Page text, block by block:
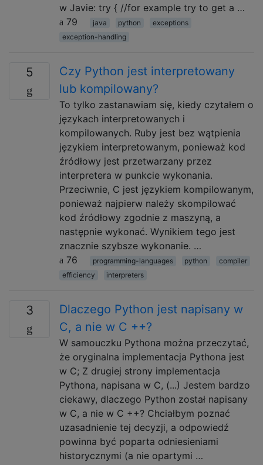
w Javie: try { //for example try to get a …
79
java python
exceptions
exception-handling
5
Czy Python jest interpretowany
lub kompilowany?
To tylko zastanawiam się, kiedy czytałem o
językach interpretowanych i
kompilowanych. Ruby jest bez wątpienia
językiem interpretowanym, ponieważ kod
źródłowy jest przetwarzany przez
interpretera w punkcie wykonania.
Przeciwnie, C jest językiem kompilowanym,
ponieważ najpierw należy skompilować
kod źródłowy zgodnie z maszyną, a
następnie wykonać. Wynikiem tego jest
znacznie szybsze wykonanie. …
76
programming-languages python
compiler
efficiency
interpreters
3
Dlaczego Python jest napisany w
C, a nie w C ++?
W samouczku Pythona można przeczytać,
że oryginalna implementacja Pythona jest
w C; Z drugiej strony implementacja
Pythona, napisana w C, (...) Jestem bardzo
ciekawy, dlaczego Python został napisany
w C, a nie w C ++? Chciałbym poznać
uzasadnienie tej decyzji, a odpowiedź
powinna być poparta odniesieniami
historycznymi (a nie opartymi …